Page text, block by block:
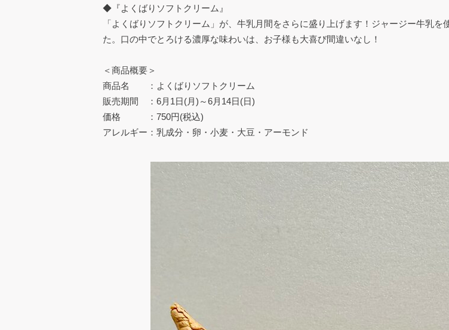
◆『よくばりソフトクリーム』
「よくばりソフトクリーム」が、牛乳月間をさらに盛り上げます！ジャージー牛乳
た。口の中でとろける濃厚な味わいは、お子様も大喜び間違いなし！
＜商品概要＞
商品名 ：よくばりソフトクリーム
販売期間 ：6月1日(月)～6月14日(日)
価格 ：750円(税込)
アレルギー：乳成分・卵・小麦・大豆・アーモンド